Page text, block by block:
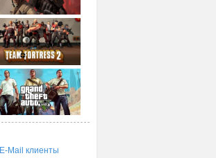
E-Mail клиенты